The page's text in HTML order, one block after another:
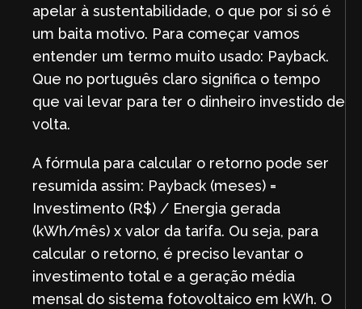
apelar à sustentabilidade, o que por si só é
um baita motivo. Para começar vamos
entender um termo muito usado: Payback.
Que no português claro significa o tempo
que vai levar para ter o dinheiro investido de
volta.
A fórmula para calcular o retorno pode ser
resumida assim: Payback (meses) =
Investimento (R$) / Energia gerada
(kWh/mês) x valor da tarifa. Ou seja, para
calcular o retorno, é preciso levantar o
investimento total e a geração média
mensal do sistema fotovoltaico em kWh. O